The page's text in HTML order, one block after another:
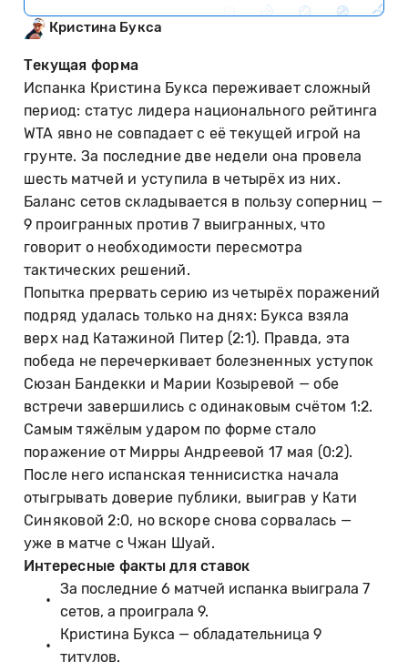
Кристина Букса
Текущая форма
Испанка Кристина Букса переживает сложный
период: статус лидера национального рейтинга
WTA явно не совпадает с её текущей игрой на
грунте. За последние две недели она провела
шесть матчей и уступила в четырёх из них.
Баланс сетов складывается в пользу соперниц —
9 проигранных против 7 выигранных, что
говорит о необходимости пересмотра
тактических решений.
Попытка прервать серию из четырёх поражений
подряд удалась только на днях: Букса взяла
верх над Катажиной Питер (2:1). Правда, эта
победа не перечеркивает болезненных уступок
Сюзан Бандекки и Марии Козыревой — обе
встречи завершились с одинаковым счётом 1:2.
Самым тяжёлым ударом по форме стало
поражение от Мирры Андреевой 17 мая (0:2).
После него испанская теннисистка начала
отыгрывать доверие публики, выиграв у Кати
Синяковой 2:0, но вскоре снова сорвалась —
уже в матче с Чжан Шуай.
Интересные факты для ставок
За последние 6 матчей испанка выиграла 7
сетов, а проиграла 9.
Кристина Букса — обладательница 9
титулов.